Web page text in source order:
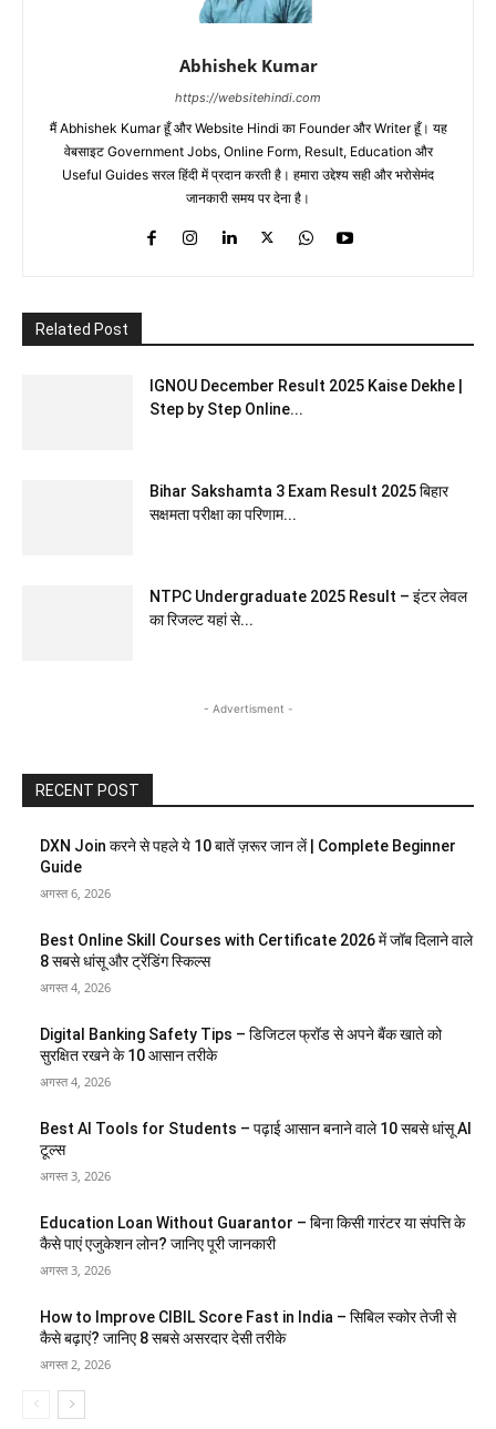
Abhishek Kumar
https://websitehindi.com
मैं Abhishek Kumar हूँ और Website Hindi का Founder और Writer हूँ। यह
वेबसाइट Government Jobs, Online Form, Result, Education और
Useful Guides सरल हिंदी में प्रदान करती है। हमारा उद्देश्य सही और भरोसेमंद
जानकारी समय पर देना है।
Related Post
IGNOU December Result 2025 Kaise Dekhe |
Step by Step Online...
Bihar Sakshamta 3 Exam Result 2025 बिहार
सक्षमता परीक्षा का परिणाम...
NTPC Undergraduate 2025 Result – इंटर लेवल
का रिजल्ट यहां से...
- Advertisment -
RECENT POST
DXN Join करने से पहले ये 10 बातें ज़रूर जान लें | Complete Beginner
Guide
अगस्त 6, 2026
Best Online Skill Courses with Certificate 2026 में जॉब दिलाने वाले
8 सबसे धांसू और ट्रेंडिंग स्किल्स
अगस्त 4, 2026
Digital Banking Safety Tips – डिजिटल फ्रॉड से अपने बैंक खाते को
सुरक्षित रखने के 10 आसान तरीके
अगस्त 4, 2026
Best AI Tools for Students – पढ़ाई आसान बनाने वाले 10 सबसे धांसू AI
टूल्स
अगस्त 3, 2026
Education Loan Without Guarantor – बिना किसी गारंटर या संपत्ति के
कैसे पाएं एजुकेशन लोन? जानिए पूरी जानकारी
अगस्त 3, 2026
How to Improve CIBIL Score Fast in India – सिबिल स्कोर तेजी से
कैसे बढ़ाएं? जानिए 8 सबसे असरदार देसी तरीके
अगस्त 2, 2026